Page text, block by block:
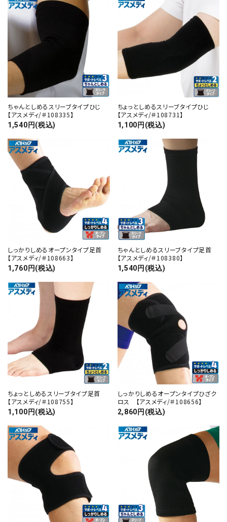
ちゃんとしめるスリーブタイプひじ
【アスメディ/＃108335】
1,540円(税込)
ちょっとしめるスリーブタイプひじ
【アスメディ/＃108731】
1,100円(税込)
しっかりしめるオープンタイプ足首
【アスメディ/＃108663】
1,760円(税込)
ちゃんとしめるスリーブタイプ足首
【アスメディ/＃108380】
1,540円(税込)
ちょっとしめるスリーブタイプ足首
【アスメディ/＃108755】
1,100円(税込)
しっかりしめるオープンタイプひざク
ロス 【アスメディ/＃108656】
2,860円(税込)
キーワード
カテゴリー
検索する
close